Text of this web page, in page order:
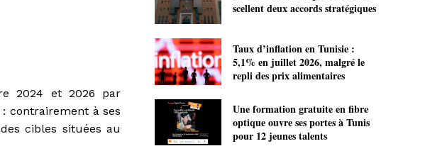
2024 et 2026 par
contrairement à ses
cibles situées au
scellent deux accords stratégiques
Taux d’inflation en Tunisie :
5,1% en juillet 2026, malgré le
repli des prix alimentaires
Une formation gratuite en fibre
optique ouvre ses portes à Tunis
pour 12 jeunes talents